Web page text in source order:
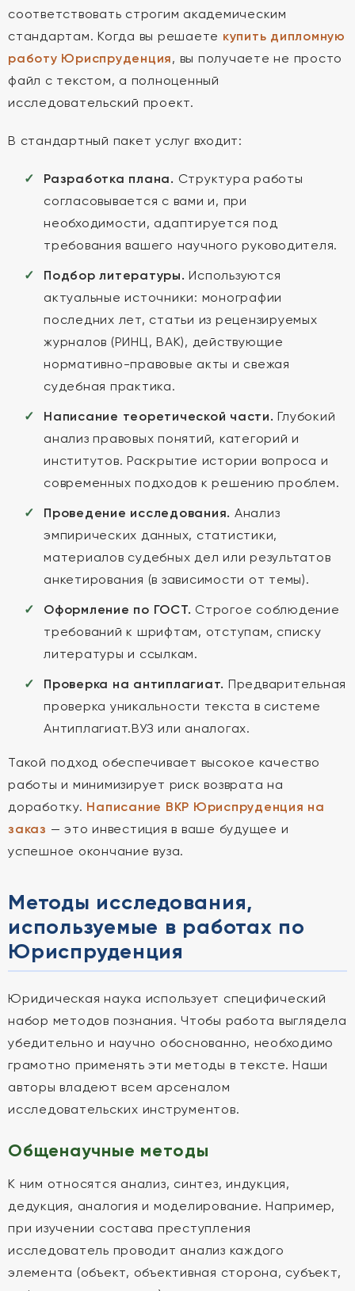
соответствовать строгим академическим
стандартам. Когда вы решаете купить дипломную
работу Юриспруденция, вы получаете не просто
файл с текстом, а полноценный
исследовательский проект.
В стандартный пакет услуг входит:
Разработка плана. Структура работы
согласовывается с вами и, при
необходимости, адаптируется под
требования вашего научного руководителя.
Подбор литературы. Используются
актуальные источники: монографии
последних лет, статьи из рецензируемых
журналов (РИНЦ, ВАК), действующие
нормативно-правовые акты и свежая
судебная практика.
Написание теоретической части. Глубокий
анализ правовых понятий, категорий и
институтов. Раскрытие истории вопроса и
современных подходов к решению проблем.
Проведение исследования. Анализ
эмпирических данных, статистики,
материалов судебных дел или результатов
анкетирования (в зависимости от темы).
Оформление по ГОСТ. Строгое соблюдение
требований к шрифтам, отступам, списку
литературы и ссылкам.
Проверка на антиплагиат. Предварительная
проверка уникальности текста в системе
Антиплагиат.ВУЗ или аналогах.
Такой подход обеспечивает высокое качество
работы и минимизирует риск возврата на
доработку. Написание ВКР Юриспруденция на
заказ — это инвестиция в ваше будущее и
успешное окончание вуза.
Методы исследования,
используемые в работах по
Юриспруденция
Юридическая наука использует специфический
набор методов познания. Чтобы работа выглядела
убедительно и научно обоснованно, необходимо
грамотно применять эти методы в тексте. Наши
авторы владеют всем арсеналом
исследовательских инструментов.
Общенаучные методы
К ним относятся анализ, синтез, индукция,
дедукция, аналогия и моделирование. Например,
при изучении состава преступления
исследователь проводит анализ каждого
элемента (объект, объективная сторона, субъект,